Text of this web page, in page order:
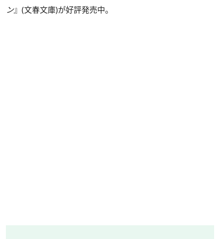
ン』(文春文庫)が好評発売中。